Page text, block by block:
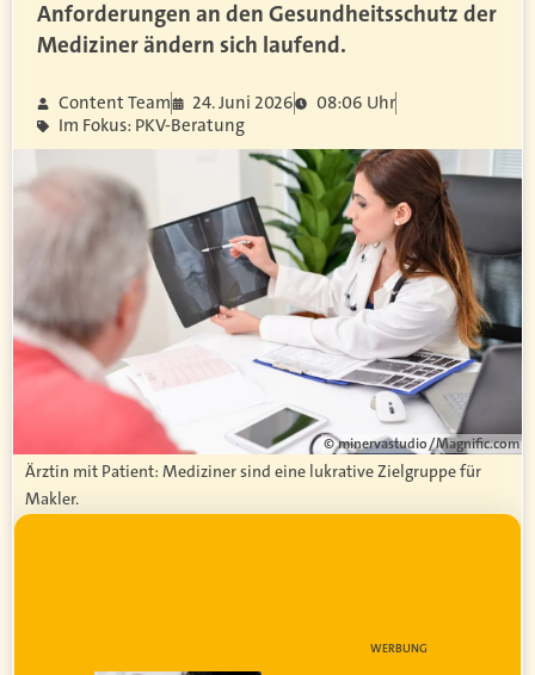
Anforderungen an den Gesundheitsschutz der
Mediziner ändern sich laufend.
Content Team 24. Juni 2026
08:06 Uhr
Im Fokus: PKV-Beratung
© minervastudio / Magnific.com
Ärztin mit Patient: Mediziner sind eine lukrative Zielgruppe für
Makler.
WERBUNG